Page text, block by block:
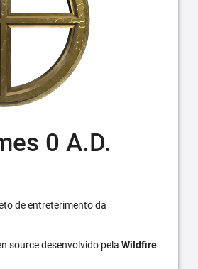
0 A.D.
de entreterimento da
source desenvolvido pela Wildfire